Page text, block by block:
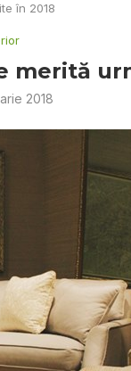
în 2018
merită
2018